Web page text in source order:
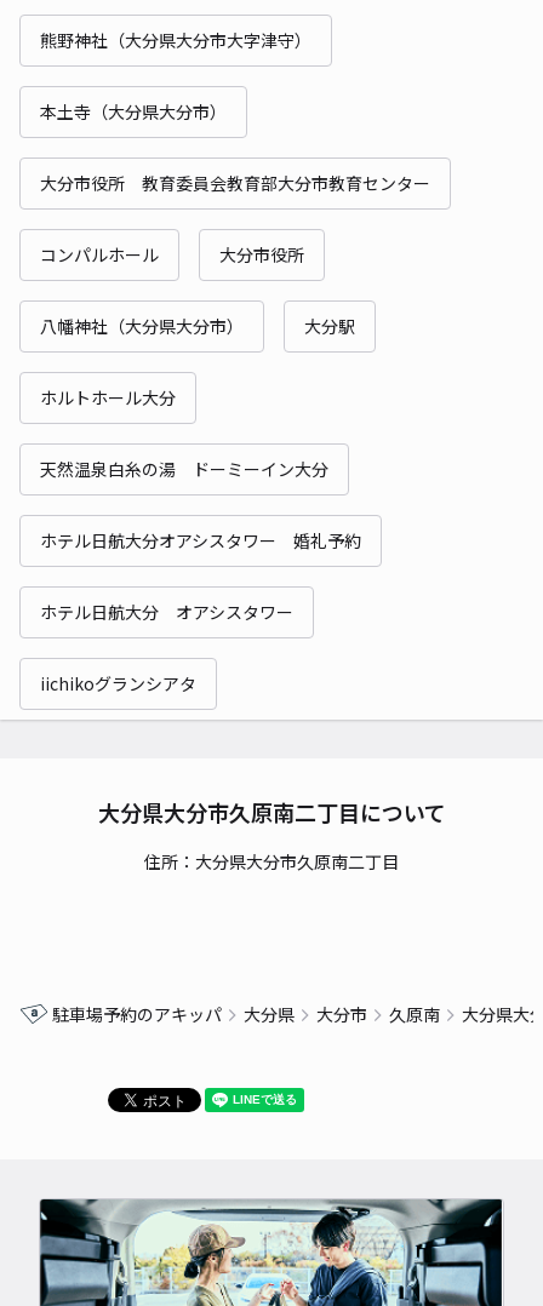
熊野神社（大分県大分市大字津守）
本土寺（大分県大分市）
大分市役所 教育委員会教育部大分市教育センター
コンパルホール 大分市役所
八幡神社（大分県大分市） 大分駅
ホルトホール大分
天然温泉白糸の湯 ドーミーイン大分
ホテル日航大分オアシスタワー 婚礼予約
ホテル日航大分 オアシスタワー
iichikoグランシアタ
大分県大分市久原南二丁目について
住所：大分県大分市久原南二丁目
駐車場予約のアキッパ 大分県 大分市 久原南 大分県大